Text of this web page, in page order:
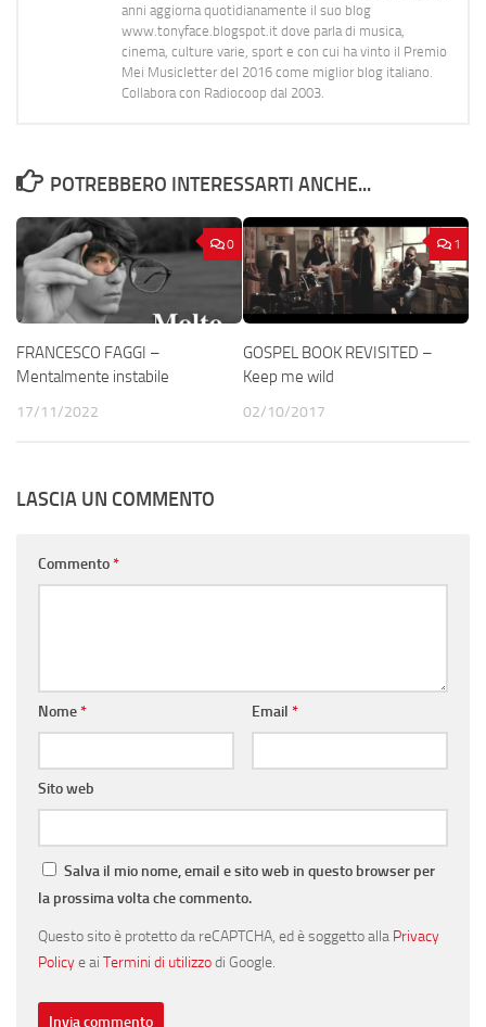
anni aggiorna quotidianamente il suo blog
www.tonyface.blogspot.it dove parla di musica,
cinema, culture varie, sport e con cui ha vinto il Premio
Mei Musicletter del 2016 come miglior blog italiano.
Collabora con Radiocoop dal 2003.
POTREBBERO INTERESSARTI ANCHE...
0
FRANCESCO FAGGI –
Mentalmente instabile
17/11/2022
1
GOSPEL BOOK REVISITED –
Keep me wild
02/10/2017
LASCIA UN COMMENTO
Commento*
Nome* Email *
Sito web
Salva il mio nome, email e sito web in questo browser per
la prossima volta che commento.
Questo sito è protetto da reCAPTCHA, ed è soggetto alla Privacy
Policye ai Termini di utilizzodi Google.